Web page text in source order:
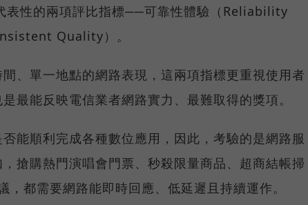
性的兩項評比指標──可靠性體驗（Reliability
Quality）。
、單一地點的網路表現，這兩項指標更重視使用者
最能反映電信業者網路實力、最難取得的獎項。
能順利完成各種數位應用，因此，考驗的是網路服
搶購熱門演唱會門票、秒殺限量商品、超商結帳掃
都需要網路能即時回應、低延遲且持續運作。